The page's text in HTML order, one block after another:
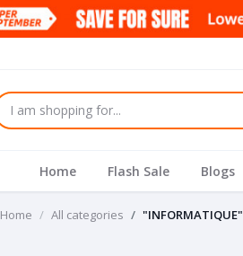
Home Flash Sale Blogs
Home All categories "INFORMATIQUE"